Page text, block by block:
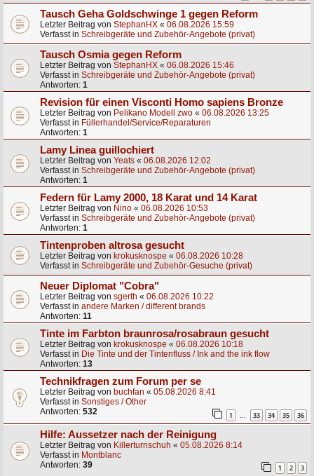
Tausch Geha Goldschwinge 1 gegen Reform
Letzter Beitrag von StephanHX « 06.08.2026 15:59
Verfasst in Schreibgeräte und Zubehör-Angebote (privat)
Tausch Osmia gegen Reform
Letzter Beitrag von StephanHX « 06.08.2026 15:46
Verfasst in Schreibgeräte und Zubehör-Angebote (privat)
Antworten: 1
Revision für einen Visconti Homo sapiens Bronze
Letzter Beitrag von Pelikano Modell zwo « 06.08.2026 13:25
Verfasst in Füllerhandel/Service/Reparaturen
Antworten: 1
Lamy Linea guillochiert
Letzter Beitrag von Yeats « 06.08.2026 12:02
Verfasst in Schreibgeräte und Zubehör-Angebote (privat)
Antworten: 1
Federn für Lamy 2000, 18 Karat und 14 Karat
Letzter Beitrag von Nino « 06.08.2026 10:53
Verfasst in Schreibgeräte und Zubehör-Angebote (privat)
Antworten: 1
Tintenproben altrosa gesucht
Letzter Beitrag von krokusknospe « 06.08.2026 10:28
Verfasst in Schreibgeräte und Zubehör-Gesuche (privat)
Neuer Diplomat "Cobra"
Letzter Beitrag von sgerth « 06.08.2026 10:22
Verfasst in andere Marken / different brands
Antworten: 11
Tinte im Farbton braunrosa/rosabraun gesucht
Letzter Beitrag von krokusknospe « 06.08.2026 10:18
Verfasst in Die Tinte und der Tintenfluss / Ink and the ink flow
Antworten: 13
Technikfragen zum Forum per se
Letzter Beitrag von buchfan « 05.08.2026 8:41
Verfasst in Sonstiges / Other
Antworten: 532 1 33 34 35 36
Hilfe: Aussetzer nach der Reinigung
Letzter Beitrag von Killerturnschuh « 05.08.2026 8:14
Verfasst in Montblanc
Antworten: 39 1 2 3